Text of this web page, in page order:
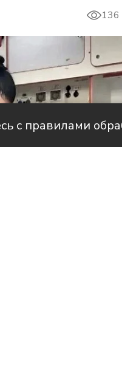
136
с правилами